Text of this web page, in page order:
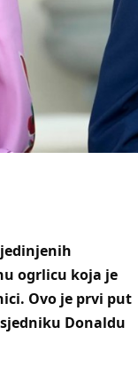
ogrlicu koja je
Ovo je prvi put
Donaldu